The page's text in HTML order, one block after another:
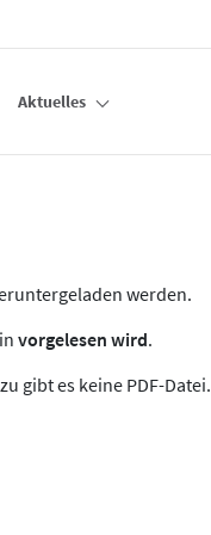
Aktuelles
werden.
vorgelesen wird.
gibt es keine PDF-Datei.